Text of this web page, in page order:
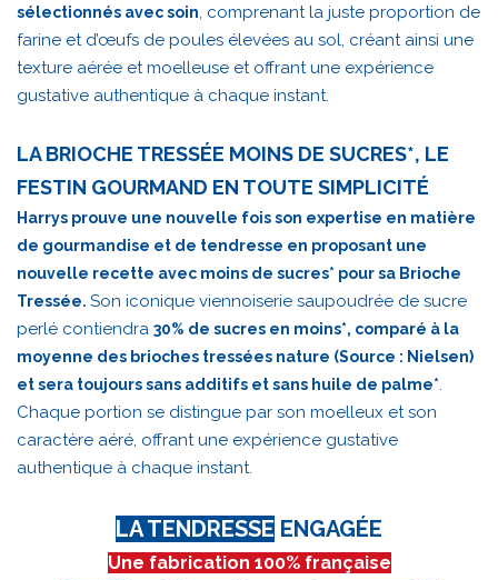
sélectionnés avec soin, comprenant la juste proportion de
farine et d’œufs de poules élevées au sol, créant ainsi une
texture aérée et moelleuse et offrant une expérience
gustative authentique à chaque instant.
LA BRIOCHE TRESSÉE MOINS DE SUCRES*, LE
FESTIN GOURMAND EN TOUTE SIMPLICITÉ
Harrys prouve une nouvelle fois son expertise en matière
de gourmandise et de tendresse en proposant une
nouvelle recette avec moins de sucres* pour sa Brioche
Tressée. Son iconique viennoiserie saupoudrée de sucre
perlé contiendra 30% de sucres en moins*, comparé à la
moyenne des brioches tressées nature (Source : Nielsen)
et sera toujours sans additifs et sans huile de palme*.
Chaque portion se distingue par son moelleux et son
caractère aéré, offrant une expérience gustative
authentique à chaque instant.
LA TENDRESSE ENGAGÉE
Une fabrication 100% française